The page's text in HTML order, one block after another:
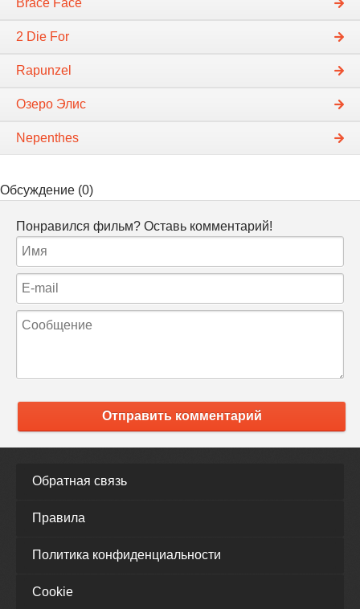
Brace Face
2 Die For
Rapunzel
Озеро Элис
Nepenthes
Обсуждение (0)
Понравился фильм? Оставь комментарий!
Отправить комментарий
Обратная связь
Правила
Политика конфиденциальности
Cookie